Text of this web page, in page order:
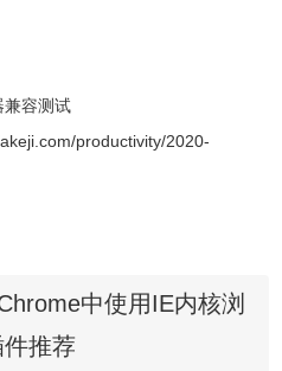
兼容测试
productivity/2020-
中使用IE内核浏
推荐